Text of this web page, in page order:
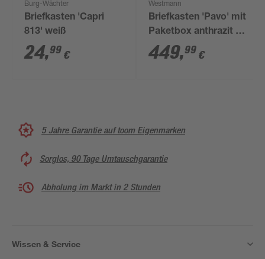
Burg-Wächter
Briefkasten 'Capri
813' weiß
24,99 €
Westmann
Briefkasten 'Pavo' mit
Paketbox anthrazit 72
x 128 x 45 cm
449,99 €
5 Jahre Garantie auf toom Eigenmarken
Sorglos, 90 Tage Umtauschgarantie
Abholung im Markt in 2 Stunden
Wissen & Service